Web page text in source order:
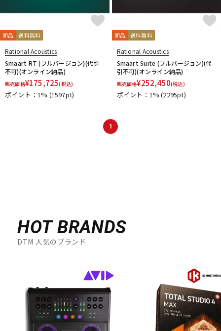
新品 送料無料
Rational Acoustics
Smaart RT (フルバージョン)(代引
不可)(オンライン納品)
販売価格¥175,725(税込)
ポイント：1% (1597pt)
新品 送料無料
Rational Acoustics
Smaart Suite (フルバージョン)(代
引不可)(オンライン納品)
販売価格¥252,450(税込)
ポイント：1%(2295pt)
1
HOT BRANDS
DTM 人気のブランド